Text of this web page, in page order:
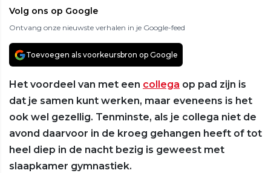
Volg ons op Google
Ontvang onze nieuwste verhalen in je Google-feed
Toevoegen als voorkeursbron op Google
Het voordeel van met een collega op pad zijn is
dat je samen kunt werken, maar eveneens is het
ook wel gezellig. Tenminste, als je collega niet de
avond daarvoor in de kroeg gehangen heeft of tot
heel diep in de nacht bezig is geweest met
slaapkamer gymnastiek.